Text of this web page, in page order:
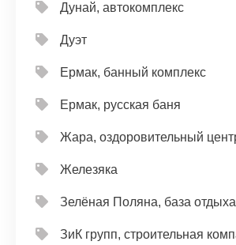
Дунай, автокомплекс
Дуэт
Ермак, банный комплекс
Ермак, русская баня
Жара, оздоровительный
Железяка
Зелёная Поляна, база отдыха
ЗиК групп, строительная